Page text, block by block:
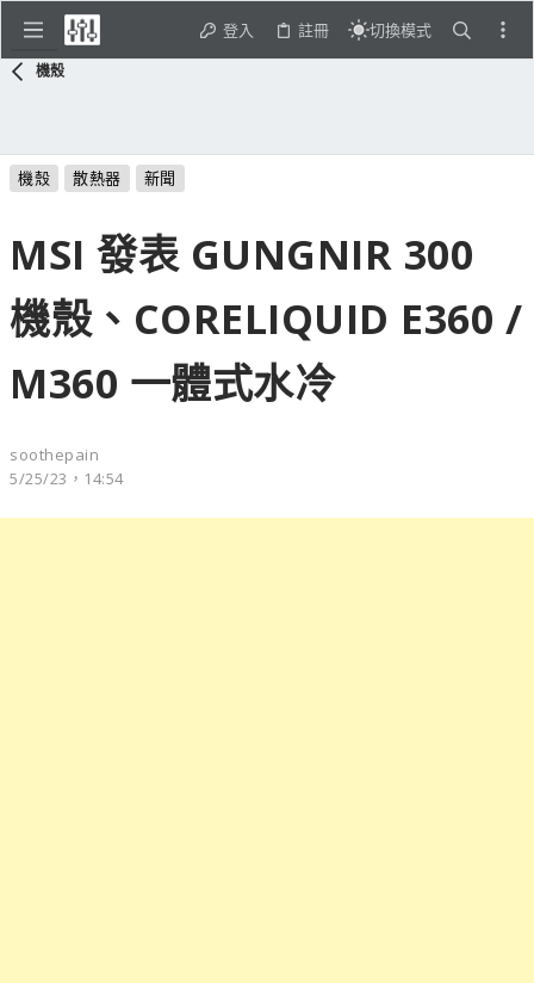
登入 註冊 切換模式
機殼
機殼 散熱器 新聞
MSI 發表 GUNGNIR 300
機殼、CORELIQUID E360 /
M360 一體式水冷
soothepain
5/25/23，14:54